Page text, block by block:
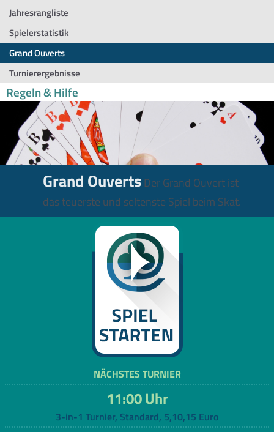
Jahresrangliste
Spielerstatistik
Grand Ouverts
Turnierergebnisse
Regeln & Hilfe
Grand OuvertsDer Grand Ouvert ist
das teuerste und seltenste Spiel beim Skat.
NÄCHSTES TURNIER
11:00 Uhr
3-in-1 Turnier, Standard, 5,10,15 Euro